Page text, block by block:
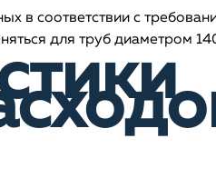
в соответствии с
для труб диаметром